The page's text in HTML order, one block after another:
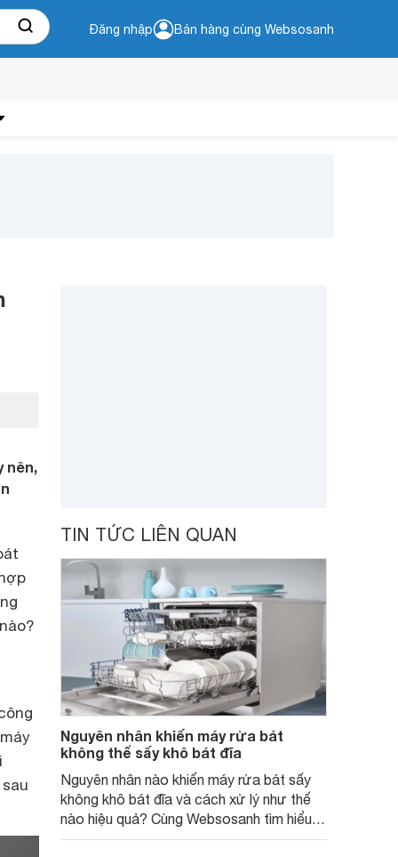
Đăng nhập Bán hàng cùng Websosanh
nên,
TIN TỨC LIÊN QUAN
Nguyên nhân khiến máy rửa bát
không thể sấy khô bát đĩa
Nguyên nhân nào khiến máy rửa bát sấy
không khô bát đĩa và cách xử lý như thế
nào hiệu quả? Cùng Websosanh tìm hiểu
ngay bài viết sau.